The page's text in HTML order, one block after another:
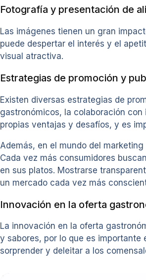
Fotografía y presentación de
Las imágenes tienen un gran
puede despertar el interés y el
visual atractiva.
Estrategias de promoción y
Existen diversas estrategias de
gastronómicos, la colaboración
propias ventajas y desafíos, y es
Además, en el mundo del
Cada vez más consumidores
en sus platos. Mostrarse
un mercado cada vez más
Innovación en la oferta
La innovación en la oferta
y sabores, por lo que es
sorprender y deleitar a los